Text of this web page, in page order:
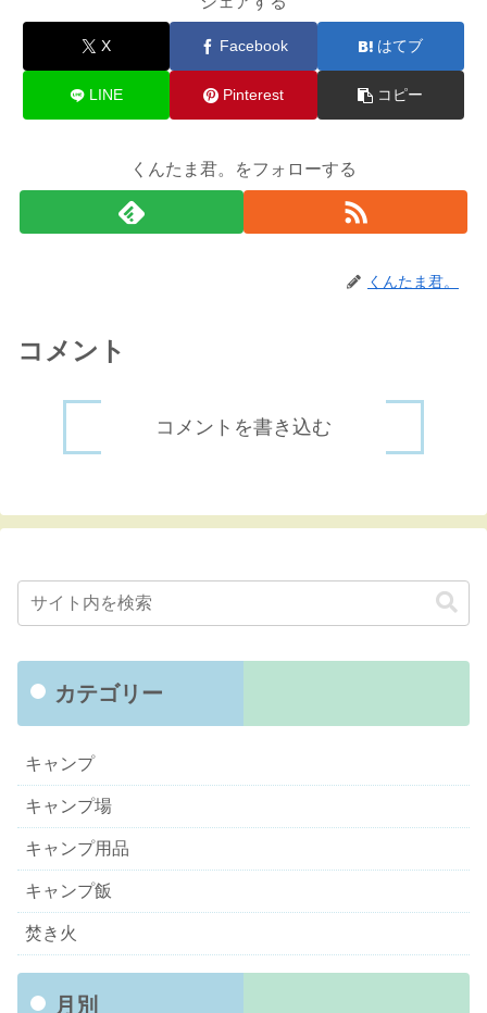
X Facebook はてブ
LINE Pinterest コピー
くんたま君。をフォローする
くんたま君。
コメント
コメントを書き込む
カテゴリー
キャンプ
キャンプ場
キャンプ用品
キャンプ飯
焚き火
月別